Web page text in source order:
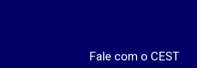
Fale com o CEST